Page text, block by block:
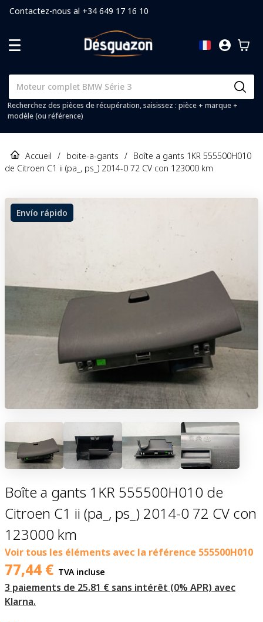
Contactez-nous al +34 649 17 16 10
Recherchez des pièces de récupération, saisissez : pièce + marque +
modèle (ou référence)
Accueil / boite-a-gants / Boîte a gants 1KR 555500H010
de Citroen C1 ii (pa_, ps_) 2014-0 72 CV con 123000 km
Envío rápido
Boîte a gants 1KR 555500H010 de
Citroen C1 ii (pa_, ps_) 2014-0 72 CV con
123000 km
Voir tous les éléments avec la référence 555500H010
77,44 € TVA incluse
3 paiements de 25.81 € sans intérêt (0% APR) avec
Klarna.